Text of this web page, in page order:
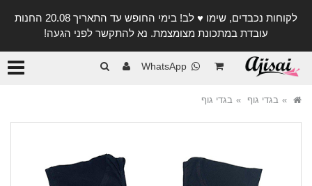
לקוחות נכבדים, שימו ♥️ לב! בימי החופש עד התאריך 20.08 החנות
עובדת במתכונת מצומצמת. נא להתקשר לפני הגעה!
WhatsApp
בגדי גוף בגדי גוף